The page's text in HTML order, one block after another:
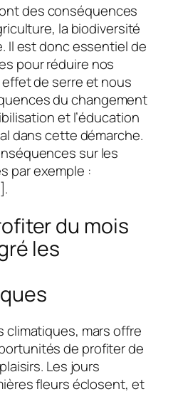
des conséquences
la biodiversité
Il est donc essentiel de
pour réduire nos
de serre et nous
du changement
et l’éducation
dans cette démarche.
sur les
par exemple :
du mois
les
climatiques, mars offre
de profiter de
Les jours
fleurs éclosent, et